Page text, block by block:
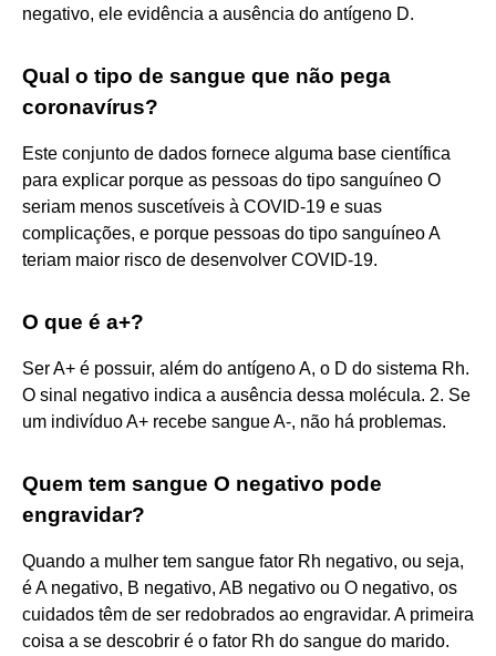
negativo, ele evidência a ausência do antígeno D.
Qual o tipo de sangue que não pega
coronavírus?
Este conjunto de dados fornece alguma base científica
para explicar porque as pessoas do tipo sanguíneo O
seriam menos suscetíveis à COVID-19 e suas
complicações, e porque pessoas do tipo sanguíneo A
teriam maior risco de desenvolver COVID-19.
O que é a+?
Ser A+ é possuir, além do antígeno A, o D do sistema Rh.
O sinal negativo indica a ausência dessa molécula. 2. Se
um indivíduo A+ recebe sangue A-, não há problemas.
Quem tem sangue O negativo pode
engravidar?
Quando a mulher tem sangue fator Rh negativo, ou seja,
é A negativo, B negativo, AB negativo ou O negativo, os
cuidados têm de ser redobrados ao engravidar. A primeira
coisa a se descobrir é o fator Rh do sangue do marido.